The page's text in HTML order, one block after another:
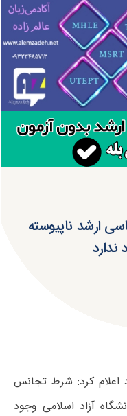
ارشد ناپیوسته
ندارد
اعلام کرد: شرط تجانس
آزاد اسلامی وجود